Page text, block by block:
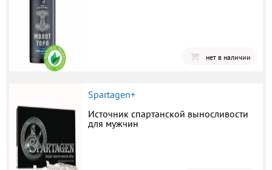
нет в наличии
Spartagen+
Источник спартанской выносливости
для мужчин